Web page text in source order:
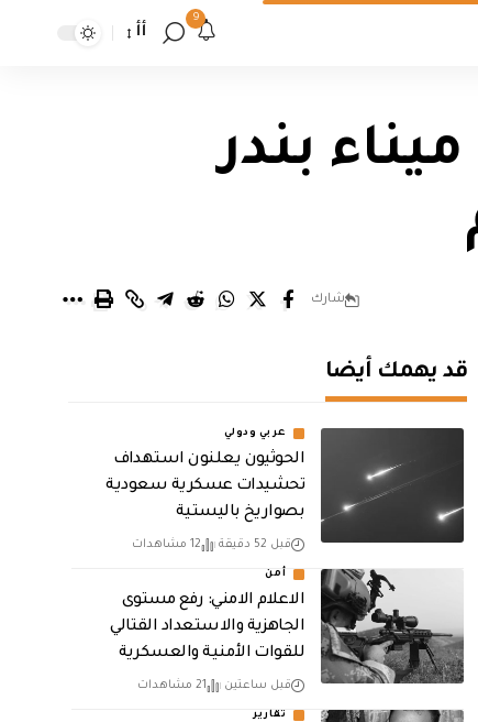
9
أأ
بندر
شارك
قد يهمك أيضا
عربي ودولي
الحوثيون يعلنون استهداف
تحشيدات عسكرية سعودية
بصواريخ باليستية
قبل 52 دقيقة 12 مشاهدات
أمن
الاعلام الامني: رفع مستوى
الجاهزية والاستعداد القتالي
للقوات الأمنية والعسكرية
قبل ساعتين 21 مشاهدات
تقارير